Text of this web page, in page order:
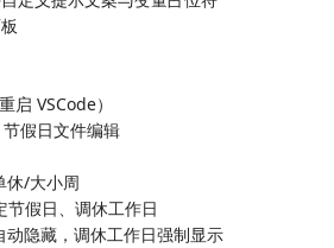
启 VSCode）
假日文件编辑
休/大小周
节假日、调休工作日
隐藏，调休工作日强制显示